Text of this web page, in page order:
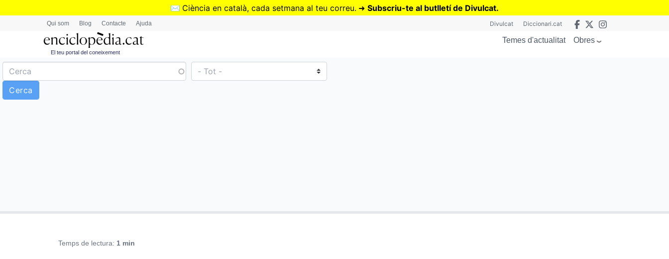
Vés
✉️ Ciència en català, cada setmana al teu correu. ➜ Subscriu-te al butlletí de Divulcat.
Qui som Blog Contacte Ajuda Divulcat Diccionari.cat
El teu portal del coneixement
Temes d'actualitat Obres
Temps de lectura: 1 min